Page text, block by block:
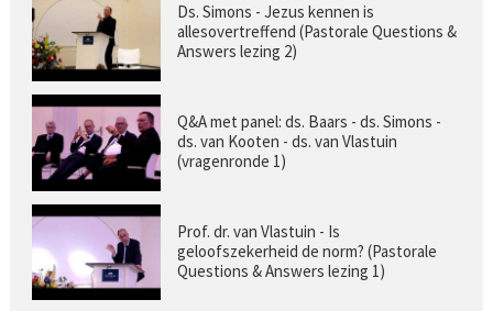
Ds. Simons - Jezus kennen is
allesovertreffend (Pastorale Questions &
Answers lezing 2)
Q&A met panel: ds. Baars - ds. Simons -
ds. van Kooten - ds. van Vlastuin
(vragenronde 1)
Prof. dr. van Vlastuin - Is
geloofszekerheid de norm? (Pastorale
Questions & Answers lezing 1)